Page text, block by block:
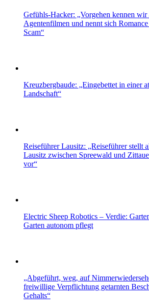
Gefühls-Hacker: „Vorgehen kennen wir
Agentenfilmen und nennt sich
Scam“
Kreuzbergbaude: „Eingebettet in einer
Landschaft“
Reiseführer Lausitz: „Reiseführer stellt
Lausitz zwischen Spreewald und
vor“
Electric Sheep Robotics – Verdie:
Garten autonom pflegt
„Abgeführt, weg, auf
freiwillige Verpflichtung getarnten
Gehalts“